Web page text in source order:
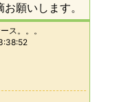
願いします。
ス。。。